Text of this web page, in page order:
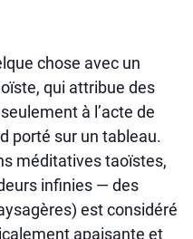
chose avec un
qui attribue des
à l’acte de
porté sur un tableau.
méditatives taoïstes,
infinies — des
est considéré
apaisante et